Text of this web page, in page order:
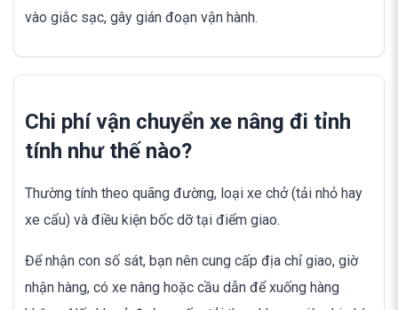
vào giắc sạc, gây gián đoạn vận hành.
Chi phí vận chuyển xe nâng đi tỉnh
tính như thế nào?
Thường tính theo quãng đường, loại xe chở (tải nhỏ hay
xe cẩu) và điều kiện bốc dỡ tại điểm giao.
Để nhận con số sát, bạn nên cung cấp địa chỉ giao, giờ
nhận hàng, có xe nâng hoặc cầu dẫn để xuống hàng